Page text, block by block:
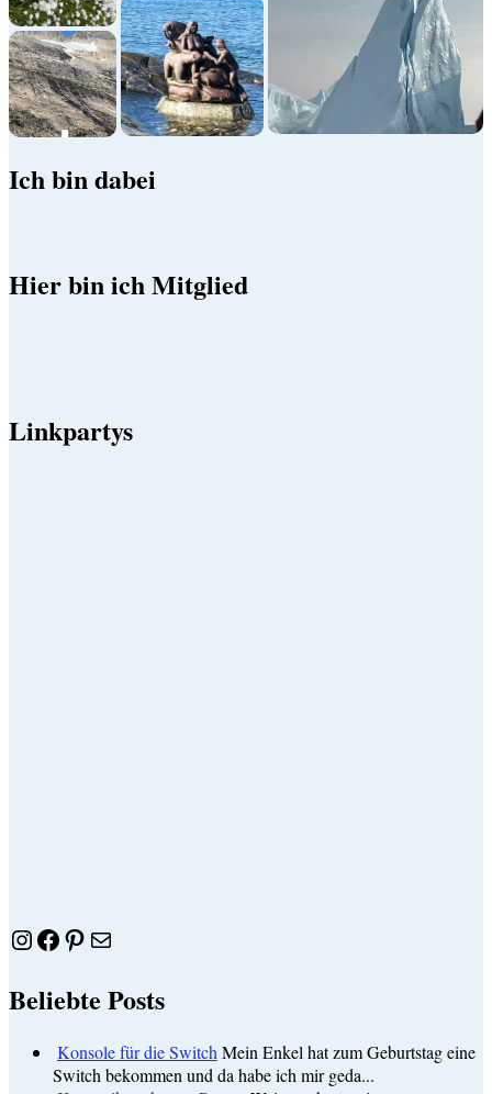
Ich bin dabei
Hier bin ich Mitglied
Linkpartys
Instagram
Facebook
Pinterest
E-Mail
Beliebte Posts
Konsole für die Switch Mein Enkel hat zum Geburtstag eine
Switch bekommen und da habe ich mir geda...